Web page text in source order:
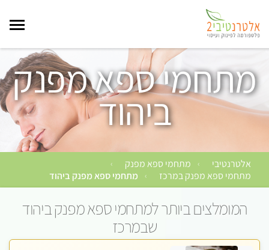
מתחמי ספא מפנק
ביהוד
אלטרנטיבי › מתחמי ספא מפנק ›
מתחמי ספא מפנק במרכז › מתחמי ספא מפנק ביהוד
המומלצים ביותר למתחמי ספא מפנק ביהוד
שבמרכז